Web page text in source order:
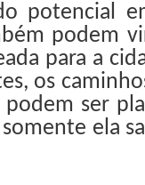
potencial
podem
para a
os
ser
ela